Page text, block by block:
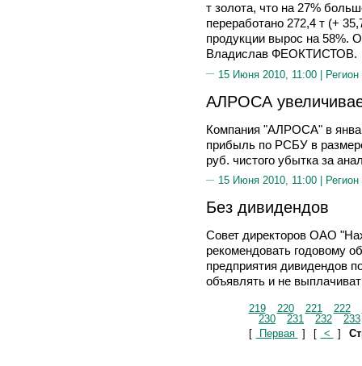
т золота, что на 27%
переработано 272,4 т (+
продукции вырос на 58%.
Владислав ФЕОКТИСТОВ.
15 Июня 2010, 11:00 | Регион
АЛРОСА
Компания "АЛРОСА" в
прибыль по РСБУ в
руб. чистого убытка за
15 Июня 2010, 11:00 |
Без дивидендов
Совет директоров ОАО
рекомендовать годовому
предприятия дивидендов
объявлять и не
219 220 221 222
230
231 232
233
[
Первая ] [ < ]